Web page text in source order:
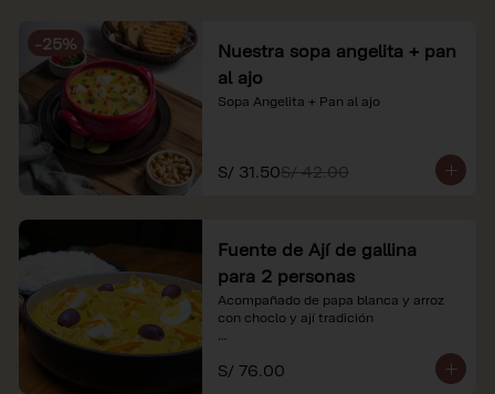
-25%
Nuestra sopa angelita + pan
al ajo
Sopa Angelita + Pan al ajo
S/ 31.50S/ 42.00
Fuente de Ají de gallina
para 2 personas
Acompañado de papa blanca y arroz
con choclo y ají tradición
*Nuestros precios están expresados en
soles e incluyen impuestos de ley y
S/ 76.00